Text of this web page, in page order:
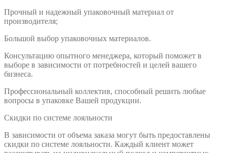
Прочный и надежный упаковочный материал от
производителя;
Большой выбор упаковочных материалов.
Консультацию опытного менеджера, который поможет в
выборе в зависимости от потребностей и целей вашего
бизнеса.
Профессиональный коллектив, способный решить любые
вопросы в упаковке Вашей продукции.
Скидки по системе лояльности
В зависимости от объема заказа могут быть предоставлены
скидки по системе лояльности. Каждый клиент может